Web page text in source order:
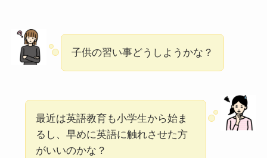
子供の習い事どうしようかな？
最近は英語教育も小学生から始ま
るし、早めに英語に触れさせた方
がいいのかな？